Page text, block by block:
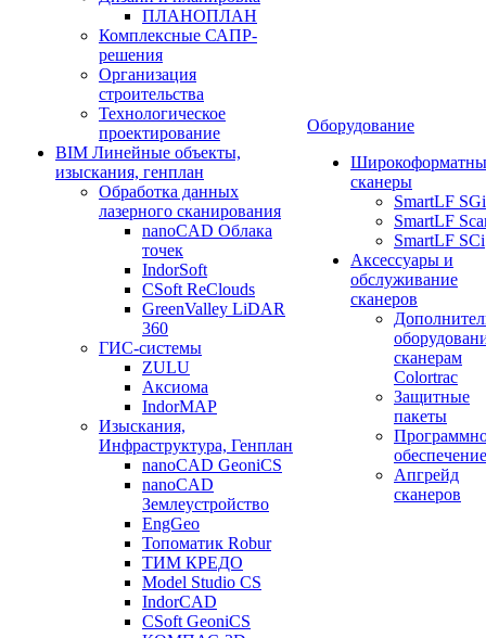
ПЛАНОПЛАН
Комплексные САПР-
решения
Организация
строительства
Технологическое
проектирование
BIM Линейные объекты,
изыскания, генплан
Обработка данных
лазерного сканирования
nanoCAD Облака
точек
IndorSoft
CSoft ReClouds
GreenValley LiDAR
360
ГИС-системы
ZULU
Аксиома
IndorMAP
Изыскания,
Инфраструктура, Генплан
nanoCAD GeoniCS
nanoCAD
Землеустройство
EngGeo
Топоматик Robur
ТИМ КРЕДО
Model Studio CS
IndorCAD
CSoft GeoniCS
Оборудование
сканеры
SmartLF SGi
SmartLF
SmartLF SCi
Аксессуары и
обслуживание
сканеров
сканерам
Colortrac
Защитные
пакеты
обеспечение
Апгрейд
сканеров